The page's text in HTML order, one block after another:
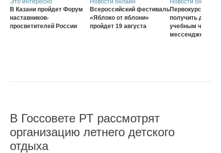
Это интересно
В Казани пройдет Форум
наставников-
просветителей России
Новости онлайн
Всероссийский фестиваль
«Яблоко от яблони»
пройдет 19 августа
Новости онлайн
Первокурсники
получить доступ
учебным чатам
мессенджер MAX
В Госсовете РТ рассмотрят
организацию летнего детского
отдыха